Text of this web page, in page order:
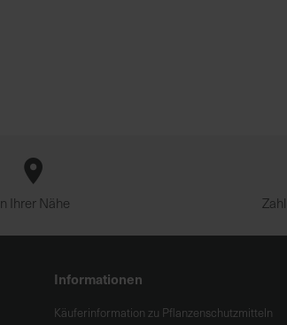
In Ihrer Nähe
Informationen
Käuferinformation zu Pflanzenschutzmitteln